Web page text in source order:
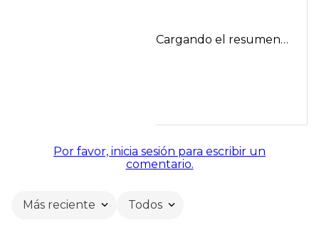
Cargando el resumen…
Por favor, inicia sesión para escribir un
comentario.
Más reciente Todos